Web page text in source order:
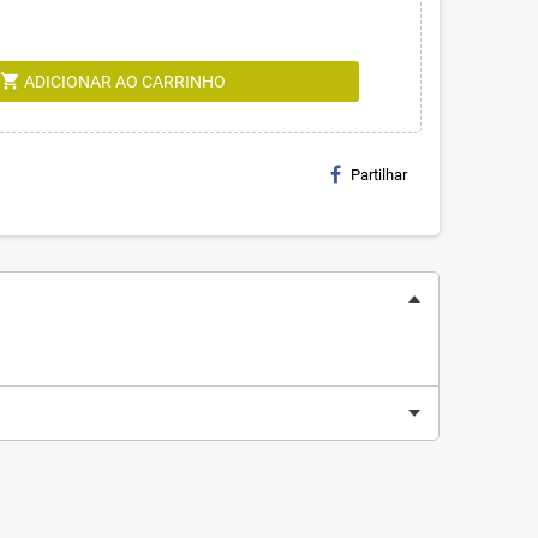
shopping_cart ADICIONAR AO CARRINHO
Partilhar